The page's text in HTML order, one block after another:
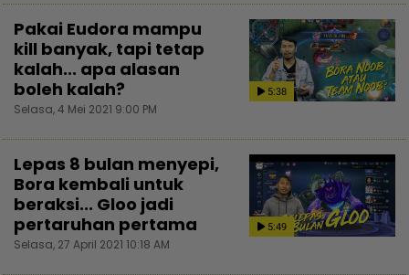
5:38
Pakai Eudora mampu
kill banyak, tapi tetap
kalah... apa alasan
boleh kalah?
Selasa, 4 Mei 2021 9:00 PM
5:49
Lepas 8 bulan menyepi,
Bora kembali untuk
beraksi... Gloo jadi
pertaruhan pertama
Selasa, 27 April 2021 10:18 AM